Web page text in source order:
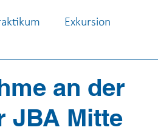
Exkursion
an der
JBA Mitte